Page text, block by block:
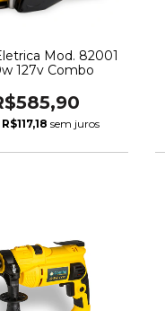
Mod. 82001
127v Combo
R$117,18 sem juros